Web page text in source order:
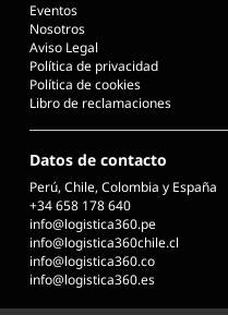
Eventos
Nosotros
Aviso Legal
Política de privacidad
Política de cookies
Libro de reclamaciones
Datos de contacto
Perú, Chile, Colombia y España
+34 658 178 640
info@logistica360.pe
info@logistica360chile.cl
info@logistica360.co
info@logistica360.es